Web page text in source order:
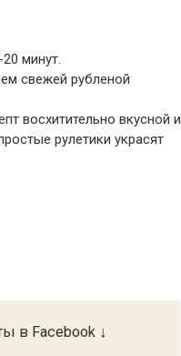
минут.
свежей рубленой
восхитительно вкусной и
рулетики украсят
в Facebook ↓